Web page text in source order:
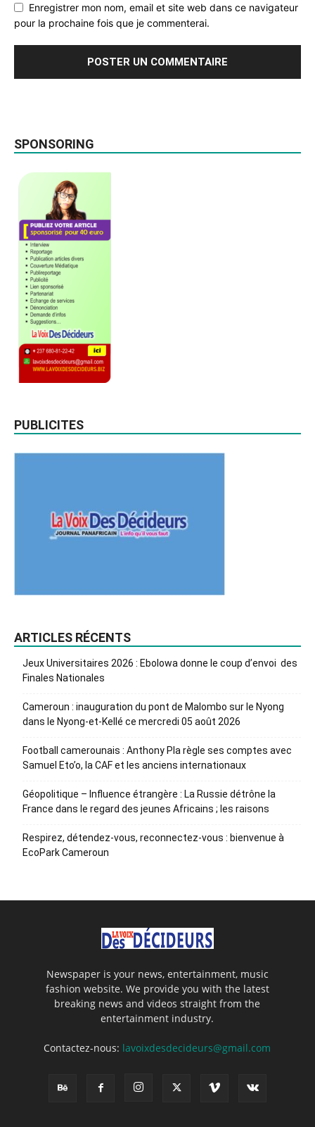
Enregistrer mon nom, email et site web dans ce navigateur
pour la prochaine fois que je commenterai.
SPONSORING
PUBLICITES
ARTICLES RÉCENTS
Jeux Universitaires 2026 : Ebolowa donne le coup d’envoi des
Finales Nationales
Cameroun : inauguration du pont de Malombo sur le Nyong
dans le Nyong-et-Kellé ce mercredi 05 août 2026
Football camerounais : Anthony Pla règle ses comptes avec
Samuel Eto’o, la CAF et les anciens internationaux
Géopolitique – Influence étrangère : La Russie détrône la
France dans le regard des jeunes Africains ; les raisons
Respirez, détendez-vous, reconnectez-vous : bienvenue à
EcoPark Cameroun
Newspaper is your news, entertainment, music
fashion website. We provide you with the latest
breaking news and videos straight from the
entertainment industry.
Contactez-nous: lavoixdesdecideurs@gmail.com